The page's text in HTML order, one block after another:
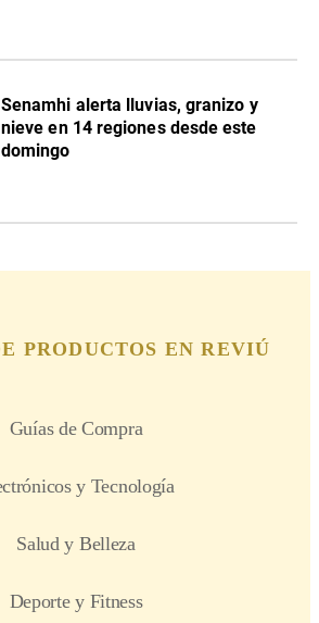
Senamhi alerta lluvias, granizo y
nieve en 14 regiones desde este
domingo